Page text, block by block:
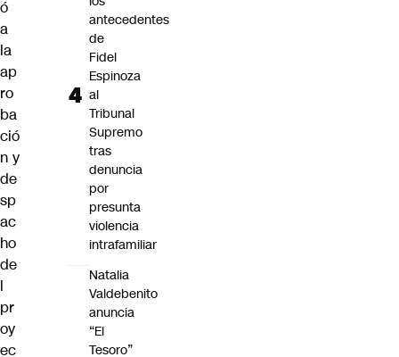
ó
a
la
ap
ro
ba
ció
n y
de
sp
ac
ho
de
l
pr
oy
ec
antecedentes
de
Fidel
Espinoza
al
Tribunal
Supremo
tras
denuncia
por
presunta
violencia
intrafamiliar
Natalia
Valdebenito
anuncia
“El
Tesoro”